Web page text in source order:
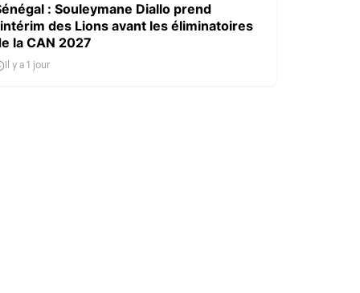
: Souleymane Diallo prend
des Lions avant les éliminatoires
la CAN 2027
Il y a 1 jour